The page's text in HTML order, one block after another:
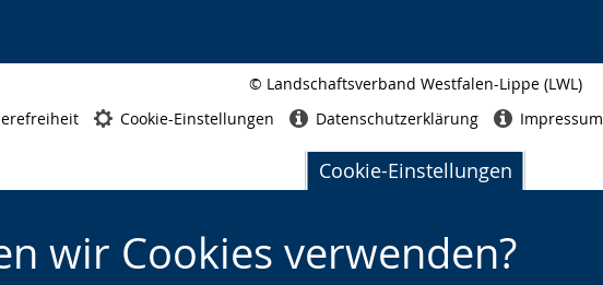
Cookie-Einstellungen
wir Cookies verwenden?
© Landschaftsverband Westfalen-Lippe (LWL)
Cookie-Einstellungen Datenschutzerklärung Impressum